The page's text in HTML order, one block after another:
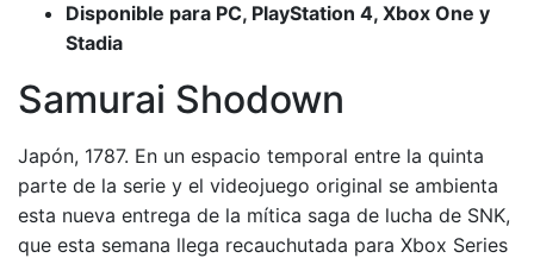
Disponible para PC, PlayStation 4, Xbox One y
Stadia
Samurai Shodown
Japón, 1787. En un espacio temporal entre la quinta
parte de la serie y el videojuego original se ambienta
esta nueva entrega de la mítica saga de lucha de SNK,
que esta semana llega recauchutada para Xbox Series